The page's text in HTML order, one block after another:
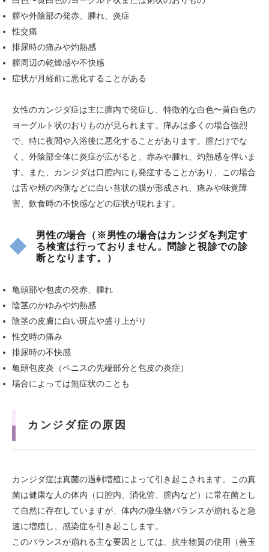
膣や外陰部の発赤、腫れ、炎症
性交痛
排尿時の痛みや灼熱感
膣周辺の乾燥感や不快感
症状が月経前に悪化することがある
女性のカンジダ症は主に膣内で発症し、特徴的な白色〜黄白色の
ヨーグルト状のおりものが見られます。痒みは多くの場合強烈
で、特に夜間や入浴後に悪化することがあります。膣だけでな
く、外陰部全体に炎症が広がると、赤みや腫れ、灼熱感を伴いま
す。また、カンジダは口腔内にも発症することがあり、この場合
は舌や頬の内側などに白い苔状の膜が形成され、痛みや味覚障
害、飲食時の不快感などの症状が現れます。
男性の場合（※男性の場合はカンジダを判定す
る検査は行っておりません。問診と視診での診
断となります。）
亀頭部や包皮の発赤、腫れ
陰茎のかゆみや灼熱感
陰茎の皮膚に白い斑点や盛り上がり
性交時の痛み
排尿時の不快感
亀頭包皮炎（ペニスの先端部分と包皮の炎症）
場合によっては無症状のことも
カンジダ症の原因
カンジダ症は真菌の過剰増殖によって引き起こされます。この真
菌は健康な人の体内（口腔内、消化管、膣内など）に常在菌とし
て自然に存在していますが、体内の微生物バランスが崩れると急
速に増殖し、感染症を引き起こします。
このバランスが崩れる主な要因としては、抗生物質の使用（善玉